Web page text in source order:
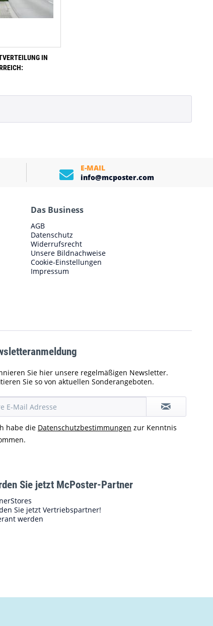
IN
E-MAIL
info@mcposter.com
Das Business
AGB
Datenschutz
Widerrufsrecht
Unsere Bildnachweise
Cookie-Einstellungen
Impressum
Sie hier unsere regelmäßigen Newsletter.
Sie so von aktuellen Sonderangeboten.
habe die Datenschutzbestimmungen zur Kenntnis
Sie jetzt McPoster-Partner
Sie jetzt Vertriebspartner!
werden